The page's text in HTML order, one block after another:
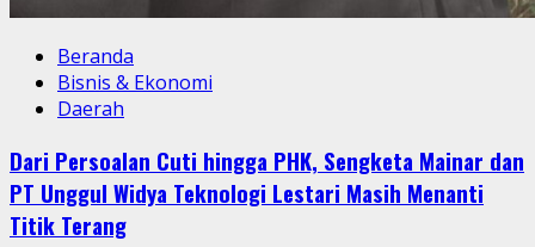
Beranda
Bisnis & Ekonomi
Daerah
Dari Persoalan Cuti hingga PHK, Sengketa Mainar dan
PT Unggul Widya Teknologi Lestari Masih Menanti
Titik Terang